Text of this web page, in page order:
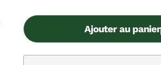
Ajouter au panier